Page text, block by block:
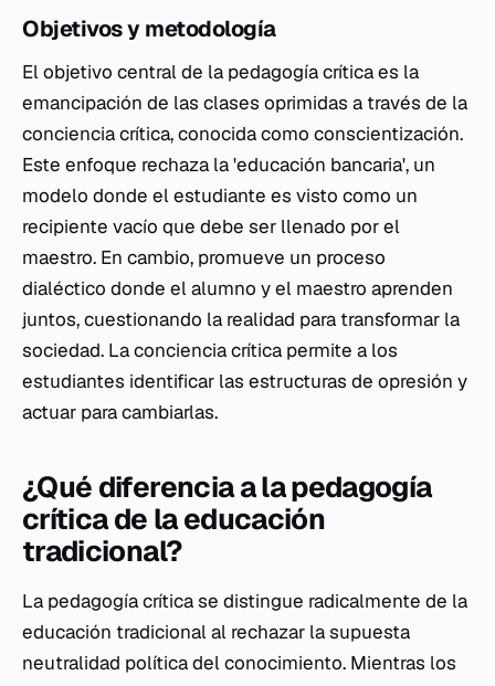
Objetivos y metodología
El objetivo central de la pedagogía crítica es la
emancipación de las clases oprimidas a través de la
conciencia crítica, conocida como conscientización.
Este enfoque rechaza la 'educación bancaria', un
modelo donde el estudiante es visto como un
recipiente vacío que debe ser llenado por el
maestro. En cambio, promueve un proceso
dialéctico donde el alumno y el maestro aprenden
juntos, cuestionando la realidad para transformar la
sociedad. La conciencia crítica permite a los
estudiantes identificar las estructuras de opresión y
actuar para cambiarlas.
¿Qué diferencia a la pedagogía
crítica de la educación
tradicional?
La pedagogía crítica se distingue radicalmente de la
educación tradicional al rechazar la supuesta
neutralidad política del conocimiento. Mientras los